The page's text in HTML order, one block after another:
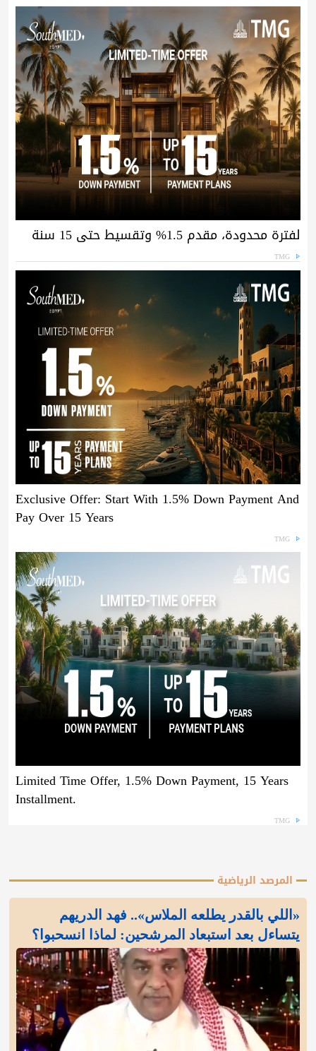
لفترة محدودة، مقدم 1.5% وتقسيط حتى 15 سنة
TMG
Exclusive Offer: Start With 1.5% Down Payment And
Pay Over 15 Years
TMG
Limited Time Offer, 1.5% Down Payment, 15 Years
Installment.
TMG
المرصد الرياضية
«اللي بالقدر يطلعه الملاس».. فهد الدريهم
يتساءل بعد استبعاد المرشحين: لماذا انسحبوا؟